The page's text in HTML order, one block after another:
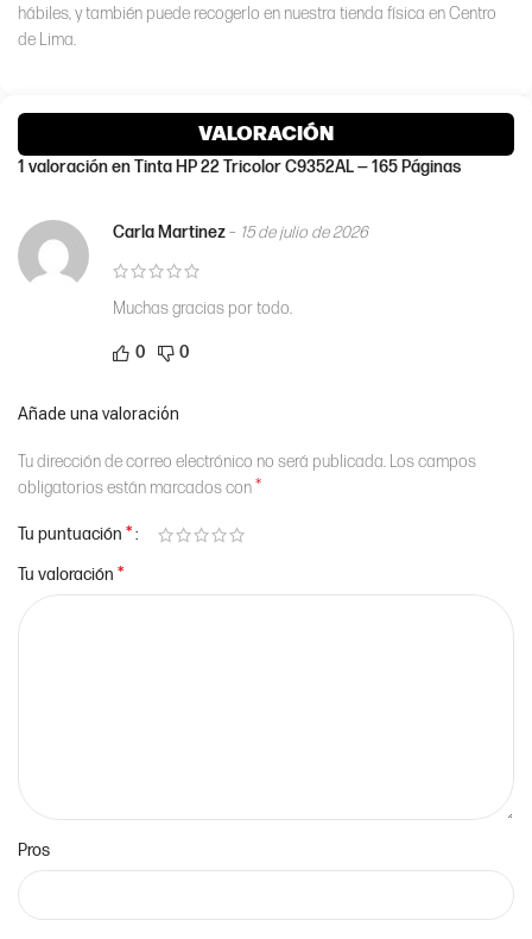
hábiles, y también puede recogerlo en nuestra tienda física en Centro
de Lima.
VALORACIÓN
1 valoración enTinta HP 22 Tricolor C9352AL — 165 Páginas
Carla Martinez– 15 de julio de 2026
Muchas gracias por todo.
0 0
Añade una valoración
Tu dirección de correo electrónico no será publicada. Los campos
obligatorios están marcados con*
Tu puntuación *
Tu valoración *
Pros